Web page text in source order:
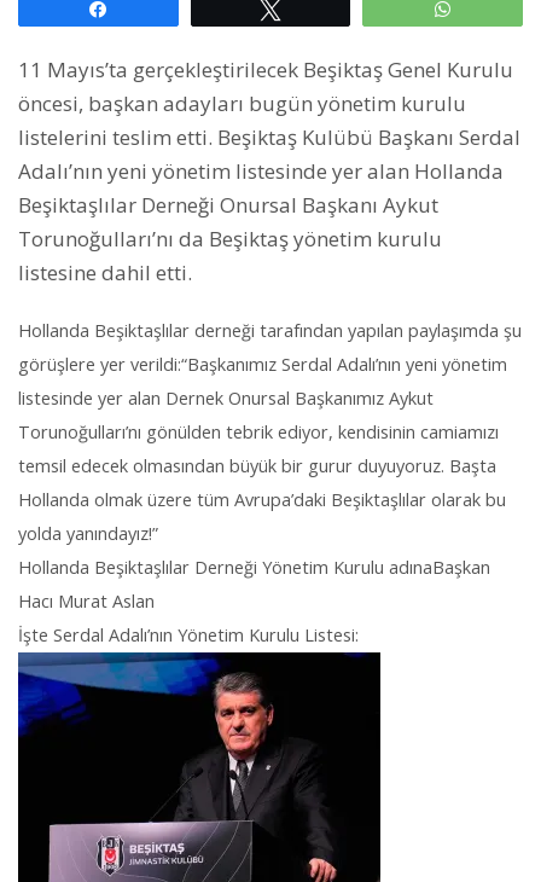
11 Mayıs’ta gerçekleştirilecek Beşiktaş Genel Kurulu
öncesi, başkan adayları bugün yönetim kurulu
listelerini teslim etti. Beşiktaş Kulübü Başkanı Serdal
Adalı’nın yeni yönetim listesinde yer alan Hollanda
Beşiktaşlılar Derneği Onursal Başkanı Aykut
Torunoğulları’nı da Beşiktaş yönetim kurulu
listesine dahil etti.
Hollanda Beşiktaşlılar derneği tarafından yapılan paylaşımda şu
görüşlere yer verildi:“Başkanımız Serdal Adalı’nın yeni yönetim
listesinde yer alan Dernek Onursal Başkanımız Aykut
Torunoğulları’nı gönülden tebrik ediyor, kendisinin camiamızı
temsil edecek olmasından büyük bir gurur duyuyoruz. Başta
Hollanda olmak üzere tüm Avrupa’daki Beşiktaşlılar olarak bu
yolda yanındayız!”
Hollanda Beşiktaşlılar Derneği Yönetim Kurulu adınaBaşkan
Hacı Murat Aslan
İşte Serdal Adalı’nın Yönetim Kurulu Listesi: